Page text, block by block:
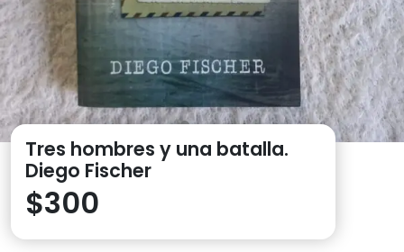
Tres hombres y una batalla.
Diego Fischer
$300